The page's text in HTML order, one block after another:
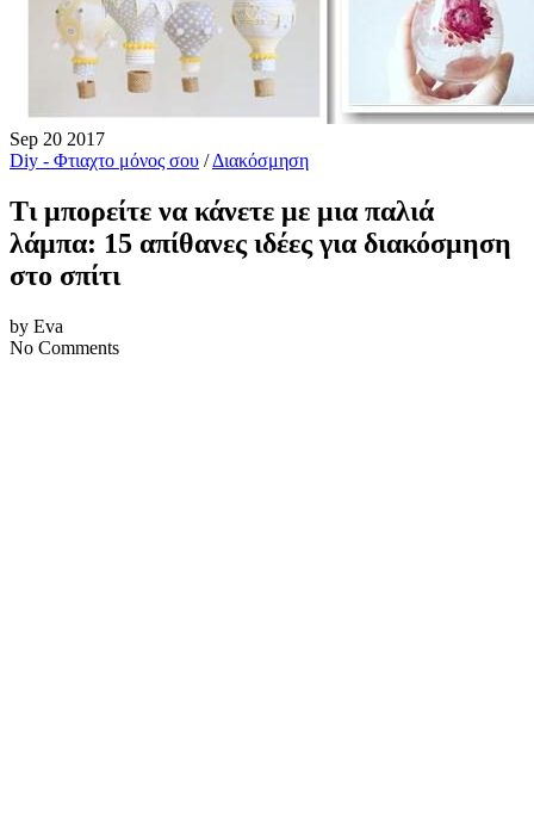
Sep 20 2017
Diy - Φτιαχτο μόνος σου /Διακόσμηση
Τι μπορείτε να κάνετε με μια παλιά
λάμπα: 15 απίθανες ιδέες για διακόσμηση
στο σπίτι
by Eva
No Comments